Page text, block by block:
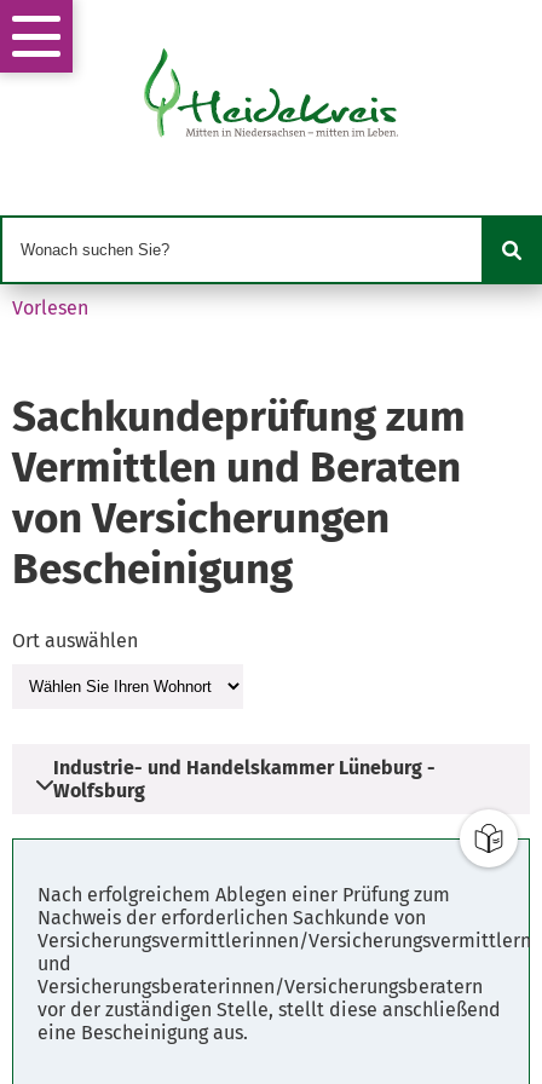
Vorlesen
Sachkundeprüfung zum
Vermittlen und Beraten
von Versicherungen
Bescheinigung
Nach erfolgreichem Ablegen einer Prüfung zum
Nachweis der erforderlichen Sachkunde von
Versicherungsvermittlerinnen/Versicherungsvermittlern
und
Versicherungsberaterinnen/Versicherungsberatern
vor der zuständigen Stelle, stellt diese anschließend
eine Bescheinigung aus.
Ort auswählen
Industrie- und Handelskammer Lüneburg -
Wolfsburg
Am Sande 1
21335 Lüneburg
Parkplätze